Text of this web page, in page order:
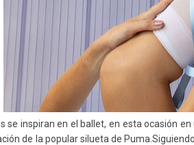
se inspiran en el ballet, en esta ocasión
de la popular silueta de